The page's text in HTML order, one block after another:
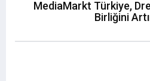
MediaMarkt Türkiye,
Birliğini